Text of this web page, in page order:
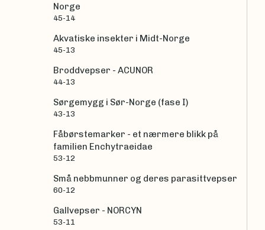
Norge
45-14
Akvatiske insekter i Midt-Norge
45-13
Broddvepser - ACUNOR
44-13
Sørgemygg i Sør-Norge (fase I)
43-13
Fåbørstemarker - et nærmere blikk på
familien Enchytraeidae
53-12
Små nebbmunner og deres parasittvepser
60-12
Gallvepser - NORCYN
53-11